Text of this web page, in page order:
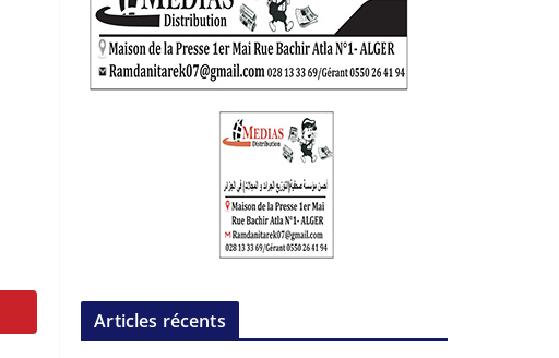
Articles récents